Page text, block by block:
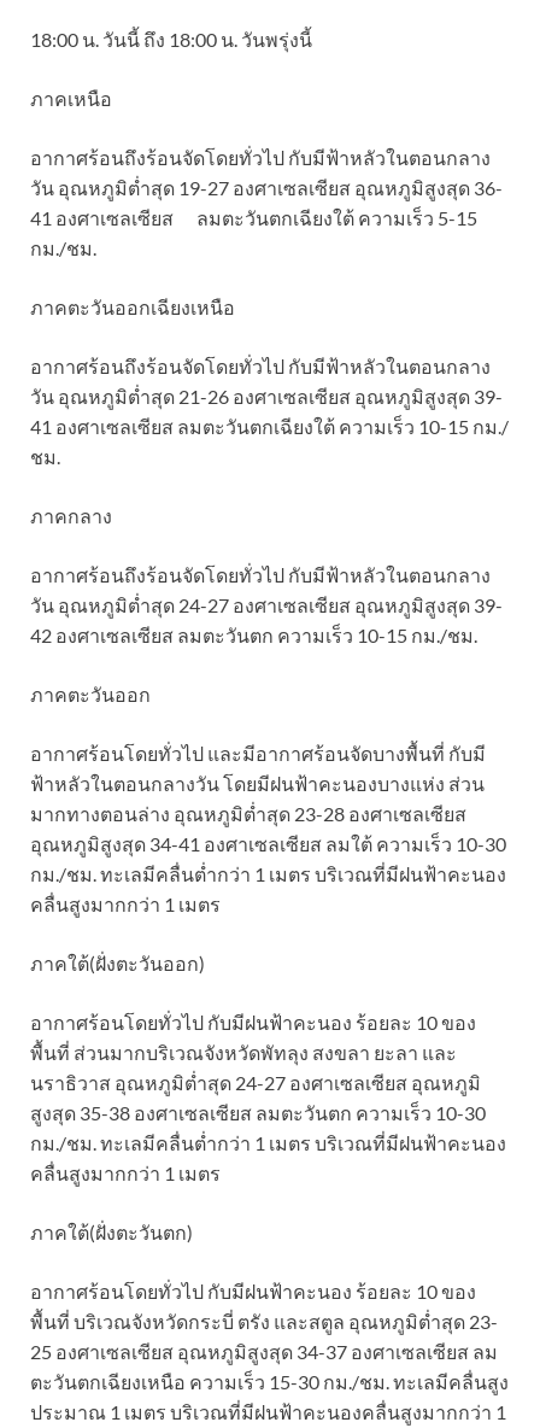
18:00 น. วันนี้ ถึง 18:00 น. วันพรุ่งนี้
ภาคเหนือ
อากาศร้อนถึงร้อนจัดโดยทั่วไป กับมีฟ้าหลัวในตอนกลาง
วัน อุณหภูมิต่ำสุด 19-27 องศาเซลเซียส อุณหภูมิสูงสุด 36-
41 องศาเซลเซียส ลมตะวันตกเฉียงใต้ ความเร็ว 5-15
กม./ชม.
ภาคตะวันออกเฉียงเหนือ
อากาศร้อนถึงร้อนจัดโดยทั่วไป กับมีฟ้าหลัวในตอนกลาง
วัน อุณหภูมิต่ำสุด 21-26 องศาเซลเซียส อุณหภูมิสูงสุด 39-
41 องศาเซลเซียส ลมตะวันตกเฉียงใต้ ความเร็ว 10-15 กม./
ชม.
ภาคกลาง
อากาศร้อนถึงร้อนจัดโดยทั่วไป กับมีฟ้าหลัวในตอนกลาง
วัน อุณหภูมิต่ำสุด 24-27 องศาเซลเซียส อุณหภูมิสูงสุด 39-
42 องศาเซลเซียส ลมตะวันตก ความเร็ว 10-15 กม./ชม.
ภาคตะวันออก
อากาศร้อนโดยทั่วไป และมีอากาศร้อนจัดบางพื้นที่ กับมี
ฟ้าหลัวในตอนกลางวัน โดยมีฝนฟ้าคะนองบางแห่ง ส่วน
มากทางตอนล่าง อุณหภูมิต่ำสุด 23-28 องศาเซลเซียส
อุณหภูมิสูงสุด 34-41 องศาเซลเซียส ลมใต้ ความเร็ว 10-30
กม./ชม. ทะเลมีคลื่นต่ำกว่า 1 เมตร บริเวณที่มีฝนฟ้าคะนอง
คลื่นสูงมากกว่า 1 เมตร
ภาคใต้(ฝั่งตะวันออก)
อากาศร้อนโดยทั่วไป กับมีฝนฟ้าคะนอง ร้อยละ 10 ของ
พื้นที่ ส่วนมากบริเวณจังหวัดพัทลุง สงขลา ยะลา และ
นราธิวาส อุณหภูมิต่ำสุด 24-27 องศาเซลเซียส อุณหภูมิ
สูงสุด 35-38 องศาเซลเซียส ลมตะวันตก ความเร็ว 10-30
กม./ชม. ทะเลมีคลื่นต่ำกว่า 1 เมตร บริเวณที่มีฝนฟ้าคะนอง
คลื่นสูงมากกว่า 1 เมตร
ภาคใต้(ฝั่งตะวันตก)
อากาศร้อนโดยทั่วไป กับมีฝนฟ้าคะนอง ร้อยละ 10 ของ
พื้นที่ บริเวณจังหวัดกระบี่ ตรัง และสตูล อุณหภูมิต่ำสุด 23-
25 องศาเซลเซียส อุณหภูมิสูงสุด 34-37 องศาเซลเซียส ลม
ตะวันตกเฉียงเหนือ ความเร็ว 15-30 กม./ชม. ทะเลมีคลื่นสูง
ประมาณ 1 เมตร บริเวณที่มีฝนฟ้าคะนองคลื่นสูงมากกว่า 1